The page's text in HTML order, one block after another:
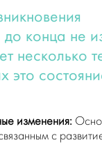
конца не
несколько
это
изменения:
с